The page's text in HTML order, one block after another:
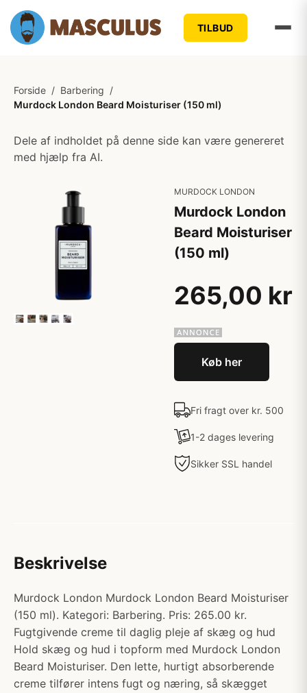
TILBUD
Forside / Barbering /
Murdock London Beard Moisturiser (150 ml)
Dele af indholdet på denne side kan være genereret
med hjælp fra AI.
MURDOCK LONDON
Murdock London
Beard Moisturiser
(150 ml)
265,00 kr
Køb her
Fri fragt over kr. 500
1-2 dages levering
Sikker SSL handel
Beskrivelse
Murdock London Murdock London Beard Moisturiser
(150 ml). Kategori: Barbering. Pris: 265.00 kr.
Fugtgivende creme til daglig pleje af skæg og hud
Hold skæg og hud i topform med Murdock London
Beard Moisturiser. Den lette, hurtigt absorberende
creme tilfører intens fugt og næring, så skægget